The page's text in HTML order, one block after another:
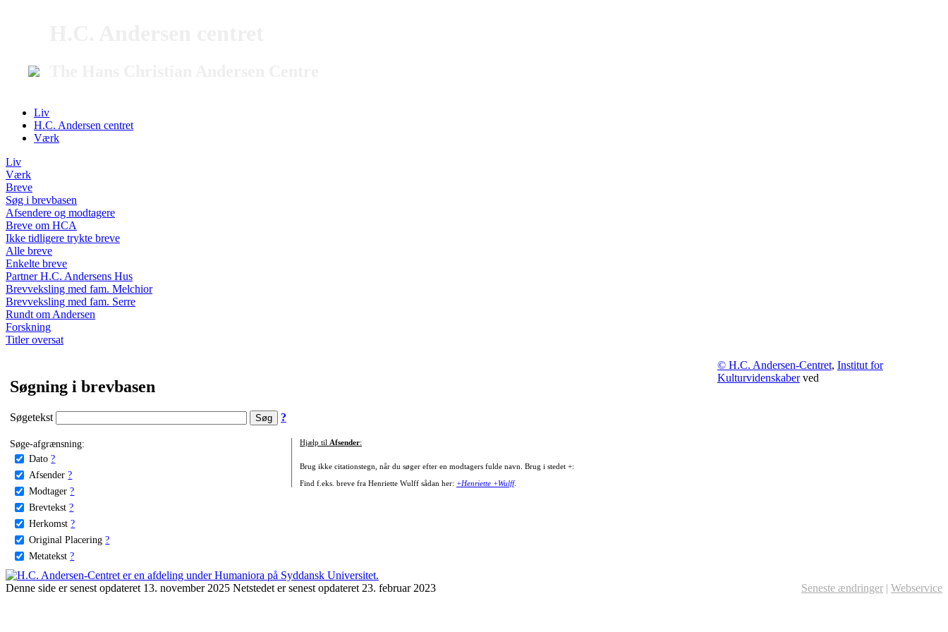
Liv
H.C. Andersen centret
Værk
Liv
Værk
Breve
Søg i brevbasen
Afsendere og modtagere
Breve om HCA
Ikke tidligere trykte breve
Alle breve
Enkelte breve
Partner H.C. Andersens Hus
Brevveksling med fam. Melchior
Brevveksling med fam. Serre
Rundt om Andersen
Forskning
Titler oversat
Søgning i brevbasen
Søgetekst ?
Søge-afgrænsning:
Dato ?
Afsender ?
Modtager ?
Brevtekst ?
Herkomst ?
Original Placering ?
Metatekst ?
Hjælp til Afsender:
Brug ikke citationstegn, når du søger efter en modtagers fulde navn. Brug i stedet +:
Find f.eks. breve fra Henriette Wulff sådan her: +Henriette +Wulff.
© H.C. Andersen-Centret, Institut for
Kulturvidenskaberved
Denne side er senest opdateret 13. november 2025 Netstedet er senest opdateret 23. februar 2023 Seneste ændringer | Webservice